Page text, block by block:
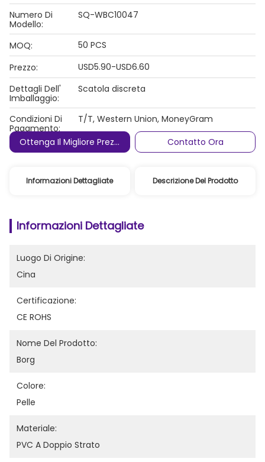
Numero Di
Modello:
SQ-WBC10047
MOQ:
50 PCS
Prezzo:
USD5.90-USD6.60
Dettagli Dell'
Imballaggio:
Scatola discreta
Condizioni Di
Pagamento:
T/T, Western Union, MoneyGram
Ottenga Il Migliore Prezzo
Contatto Ora
Informazioni Dettagliate Descrizione Del Prodotto
Informazioni Dettagliate
Luogo Di Origine:
Cina
Certificazione:
CE ROHS
Nome Del Prodotto:
Borg
Colore:
Pelle
Materiale:
PVC A Doppio Strato